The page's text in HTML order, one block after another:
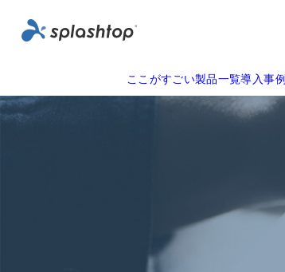
ここがすごい製品一覧導入事例